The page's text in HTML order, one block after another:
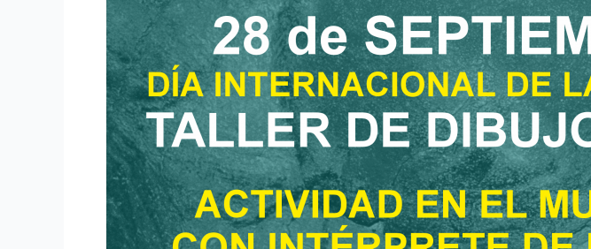
MUSEO
DE
ALTAMIRA
CON
INTÉRPRETE
DE
LENGUA
DE
SIGNOS